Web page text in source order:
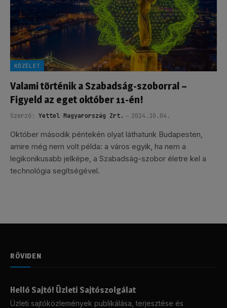
KÖZÉLET
Valami történik a Szabadság-szoborral –
Figyeld az eget október 11-én!
Szerző: Yettel Magyarország Zrt. 2024.10.04.
Október második péntekén olyat láthatunk Budapesten,
amire még nem volt példa: a város egyik, ha nem a
legikonikusabb jelképe, a Szabadság-szobor életre kel a
technológia segítségével.
RÖVIDEN
Helló Sajtó! Üzleti Sajtószolgálat
Üzleti sajtóközlemények publikálása, terjesztése és